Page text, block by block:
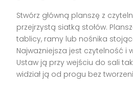
Stwórz główną planszę z
przejrzystą siatką stołów.
tablicy, ramy lub nośnika
Najważniejsza jest czytelność i
Ustaw ją przy wejściu do sali
widział ją od progu bez